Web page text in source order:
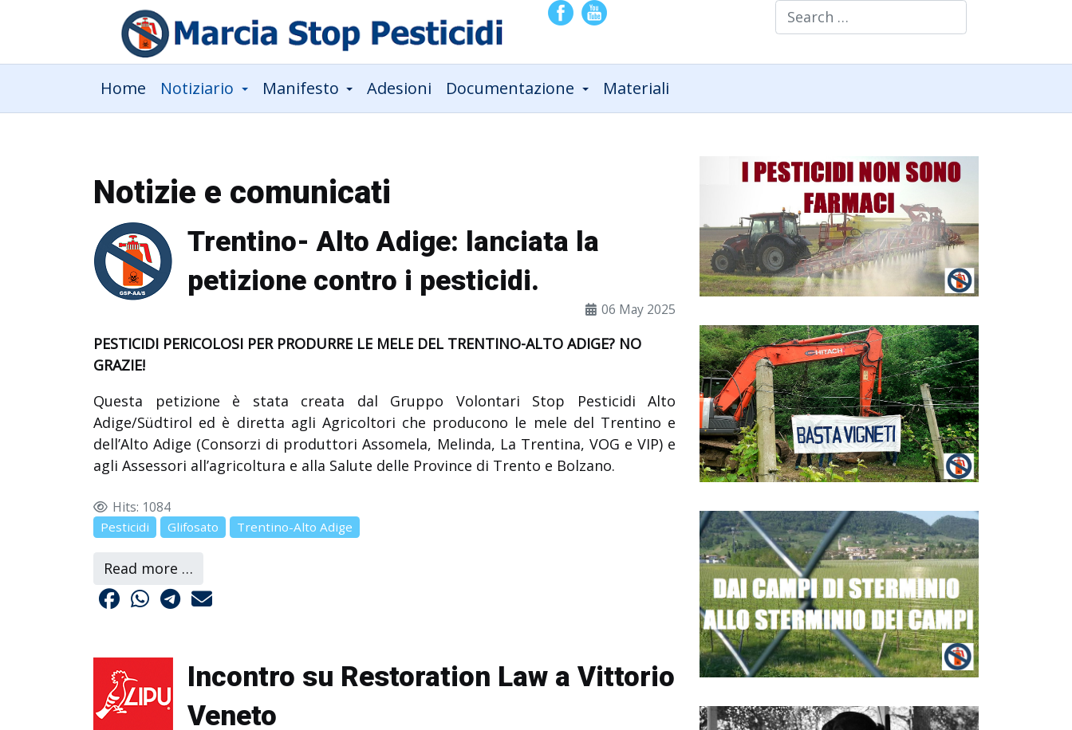
Search
Home Notiziario Manifesto Adesioni Documentazione Materiali
Notizie e comunicati
Trentino- Alto Adige: lanciata la
petizione contro i pesticidi.
06 May 2025
PESTICIDI PERICOLOSI PER PRODURRE LE MELE DEL TRENTINO-ALTO ADIGE? NO
GRAZIE!
Questa petizione è stata creata dal Gruppo Volontari Stop Pesticidi Alto
Adige/Südtirol ed è diretta agli Agricoltori che producono le mele del Trentino e
dell’Alto Adige (Consorzi di produttori Assomela, Melinda, La Trentina, VOG e VIP) e
agli Assessori all’agricoltura e alla Salute delle Province di Trento e Bolzano.
Hits: 1084
Pesticidi Glifosato Trentino-Alto Adige
Read more …
Incontro su Restoration Law a Vittorio
Veneto